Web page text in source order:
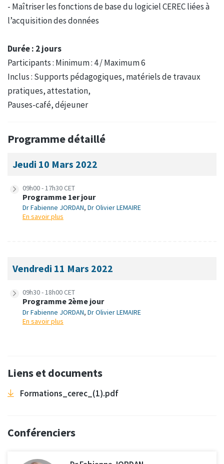
- Maîtriser les fonctions de base du logiciel CEREC liées à
l’acquisition des données
Durée : 2 jours
Participants : Minimum : 4 / Maximum 6
Inclus : Supports pédagogiques, matériels de travaux
pratiques, attestation,
Pauses-café, déjeuner
Programme détaillé
Jeudi 10 Mars 2022
09h00 - 17h30 CET
Programme 1er jour
Dr Fabienne JORDAN, Dr Olivier LEMAIRE
En savoir plus
Vendredi 11 Mars 2022
09h30 - 18h00 CET
Programme 2ème jour
Dr Fabienne JORDAN, Dr Olivier LEMAIRE
En savoir plus
Liens et documents
Formations_cerec_(1).pdf
Conférenciers